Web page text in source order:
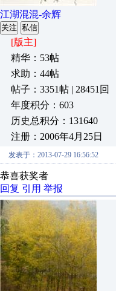
江湖混混-余辉
关注 私信
[版主]
精华：53帖
求助：44帖
帖子：3351帖 | 28451回
年度积分：603
历史总积分：131640
注册：2006年4月25日
发表于：2013-07-29 16:56:52
恭喜获奖者
回复 引用 举报